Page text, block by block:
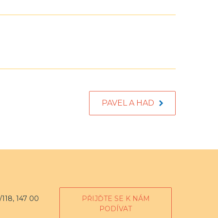
PAVEL A HAD
147 00
PŘIJĎTE SE K NÁM
PODÍVAT